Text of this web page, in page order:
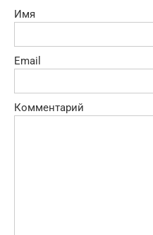
Имя
Email
Комментарий